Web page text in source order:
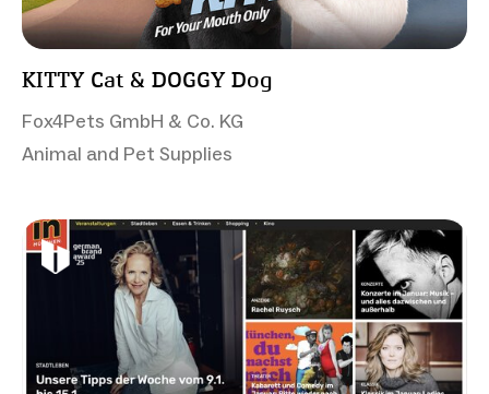
KITTY Cat & DOGGY Dog
Fox4Pets GmbH & Co. KG
Animal and Pet Supplies